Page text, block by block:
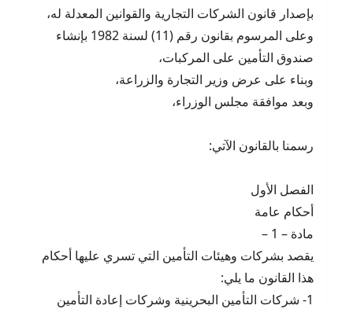
بإصدار قانون الشركات التجارية والقوانين المعدلة له،
وعلى المرسوم بقانون رقم (11) لسنة 1982 بإنشاء
صندوق التأمين على المركبات،
وبناء على عرض وزير التجارة والزراعة،
وبعد موافقة مجلس الوزراء،
رسمنا بالقانون الآتي:
الفصل الأول
أحكام عامة
مادة – 1 –
يقصد بشركات وهيئات التأمين التي تسري عليها أحكام
هذا القانون ما يلي:
1- شركات التأمين البحرينية وشركات إعادة التأمين